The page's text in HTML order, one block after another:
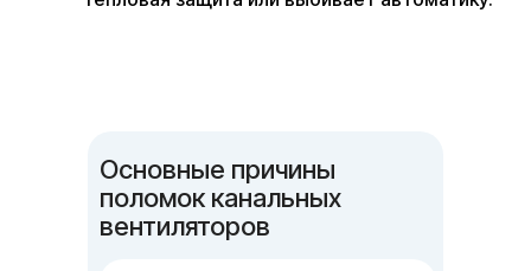
Основные причины
поломок канальных
вентиляторов